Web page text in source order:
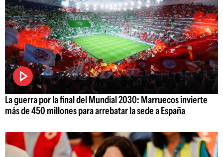
La guerra por la final del Mundial 2030: Marruecos invierte
más de 450 millones para arrebatar la sede a España